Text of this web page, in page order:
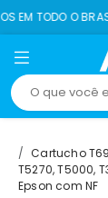
Cartucho
T5270, T5000,
Epson com NF